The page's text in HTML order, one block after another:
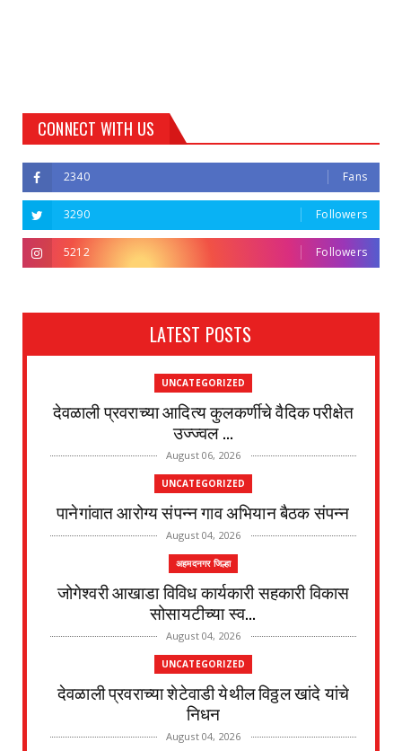
CONNECT WITH US
2340 Fans
3290 Followers
5212 Followers
LATEST POSTS
UNCATEGORIZED
देवळाली प्रवराच्या आदित्य कुलकर्णीचे वैदिक परीक्षेत
उज्ज्वल ...
August 06, 2026
UNCATEGORIZED
पानेगांवात आरोग्य संपन्न गाव अभियान बैठक संपन्न
August 04, 2026
अहमदनगर जिल्हा
जोगेश्वरी आखाडा विविध कार्यकारी सहकारी विकास
सोसायटीच्या स्व...
August 04, 2026
UNCATEGORIZED
देवळाली प्रवराच्या शेटेवाडी येथील विठ्ठल खांदे यांचे
निधन
August 04, 2026